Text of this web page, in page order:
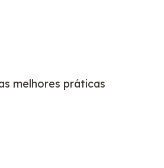
melhores práticas